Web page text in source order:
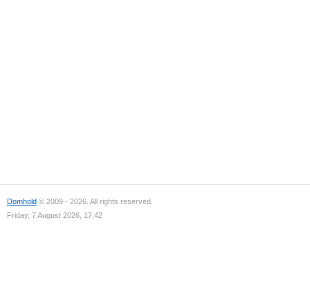
Domhold © 2009 - 2026. All rights reserved.
Friday, 7 August 2026, 17:42